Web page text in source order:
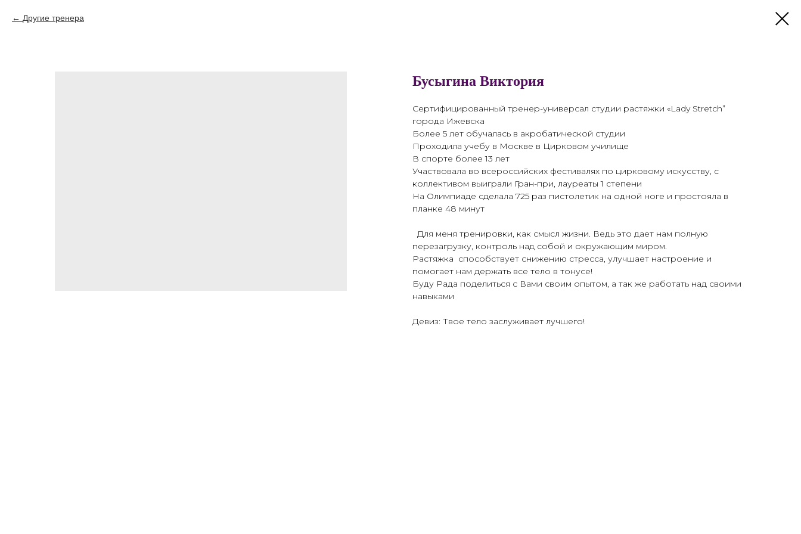
Другие тренера
Бусыгина Виктория
Сертифицированный тренер-универсал студии растяжки «Lady Stretch”
города Ижевска
Более 5 лет обучалась в акробатической студии
Проходила учебу в Москве в Цирковом училище
В спорте более 13 лет
Участвовала во всероссийских фестивалях по цирковому искусству, с
коллективом выиграли Гран-при, лауреаты 1 степени
На Олимпиаде сделала 725 раз пистолетик на одной ноге и простояла в
планке 48 минут
Для меня тренировки, как смысл жизни. Ведь это дает нам полную
перезагрузку, контроль над собой и окружающим миром.
Растяжка способствует снижению стресса, улучшает настроение и
помогает нам держать все тело в тонусе!
Буду Рада поделиться с Вами своим опытом, а так же работать над своими
навыками
Девиз: Твое тело заслуживает лучшего!